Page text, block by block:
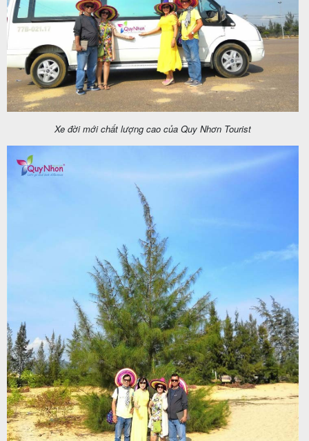
Liên
hệ
Xe đời mới chất lượng cao của Quy Nhơn Tourist